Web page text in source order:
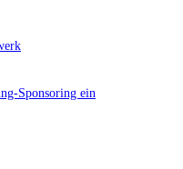
Sponsoring ein